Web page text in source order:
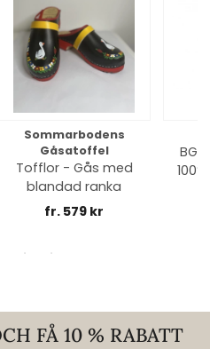
Sommarbodens
Gåsatoffel
Tofflor - Gås med
blandad ranka
fr. 579 kr
FÅ 10 % RABATT